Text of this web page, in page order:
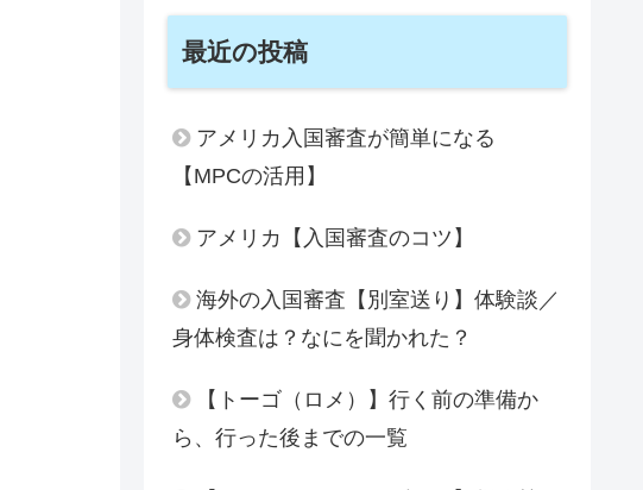
最近の投稿
アメリカ入国審査が簡単になる
【MPCの活用】
アメリカ【入国審査のコツ】
海外の入国審査【別室送り】体験談／
身体検査は？なにを聞かれた？
【トーゴ（ロメ）】行く前の準備か
ら、行った後までの一覧